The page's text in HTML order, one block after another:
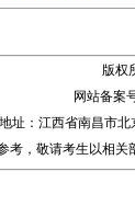
版权
网站备案
址：江西省南昌市北
考，敬请考生以相